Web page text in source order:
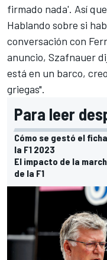
firmado nada'. Así
Hablando sobre si
conversación con
anuncio, Szafnauer
está en un barco,
griegas".
Para leer
Cómo se gestó el
la F1 2023
El impacto de la
de la F1